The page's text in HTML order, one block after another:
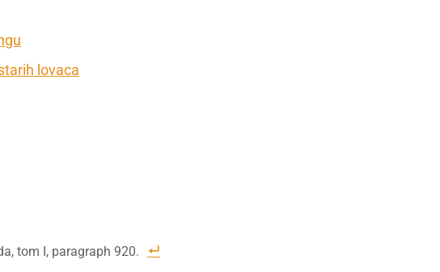
lovaca
tom I, paragraph 920.